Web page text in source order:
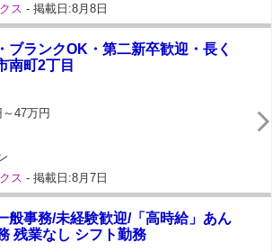
ス - 掲載日:8月8日
ブランクOK・第二新卒歓迎・長く
南町2丁目
47万円
ス - 掲載日:8月7日
般事務/未経験歓迎/「高時給」あん
残業なし シフト勤務